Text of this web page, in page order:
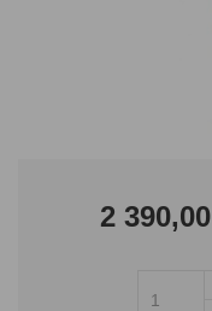
2